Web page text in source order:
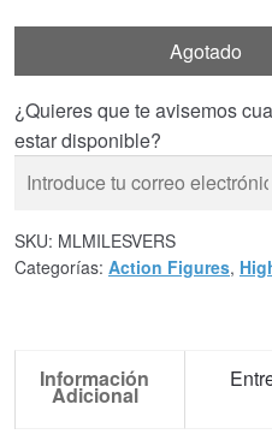
Agotado
¿Quieres que te avisemos
estar disponible?
SKU: MLMILESVERS
Categorías: Action Figures,
Información
Adicional